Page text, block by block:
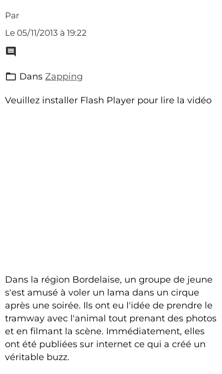
Par
Le 05/11/2013 à 19:22
Dans Zapping
Veuillez installer Flash Player pour lire la vidéo
Dans la région Bordelaise, un groupe de jeune
s'est amusé à voler un lama dans un cirque
après une soirée. Ils ont eu l'idée de prendre le
tramway avec l'animal tout prenant des photos
et en filmant la scène. Immédiatement, elles
ont été publiées sur internet ce qui a créé un
véritable buzz.